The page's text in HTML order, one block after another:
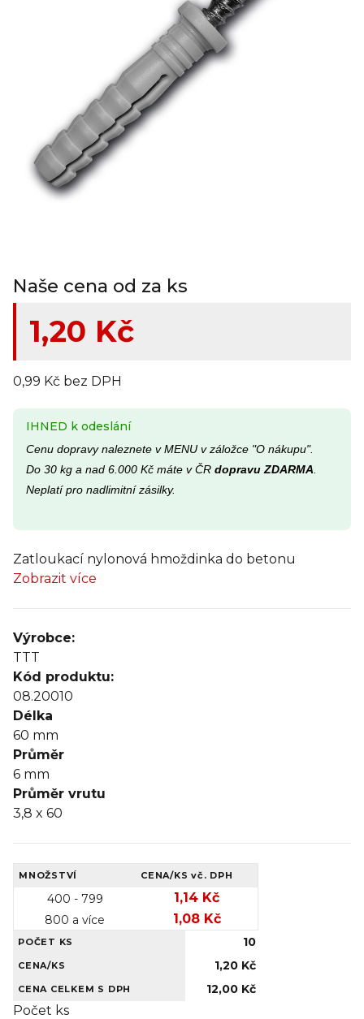
Naše cena od za ks
1,20 Kč
0,99 Kč bez DPH
IHNED k odeslání
Cenu dopravy naleznete v MENU v záložce "O nákupu".
Do 30 kg a nad 6.000 Kč máte v ČR dopravu ZDARMA
Neplatí pro nadlimitní zásilky.
Zatloukací nylonová hmoždinka do betonu
Zobrazit více
Výrobce:
TTT
Kód produktu:
08.20010
Délka
60 mm
Průměr
6 mm
Průměr vrutu
3,8 x 60
MNOŽSTVÍ CENA/KSvč. DPH
400 - 799 1,14 Kč
800 a více 1,08 Kč
POČET KS 10
CENA/KS 1,20 Kč
CENA CELKEM S DPH 12,00 Kč
Počet ks